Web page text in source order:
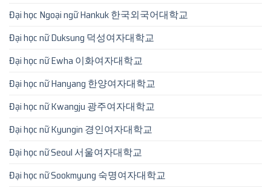
Đại học Ngoại ngữ Hankuk 한국외국어대학교
Đại học nữ Duksung 덕성여자대학교
Đại học nữ Ewha 이화여자대학교
Đại học nữ Hanyang 한양여자대학교
Đại học nữ Kwangju 광주여자대학교
Đại học nữ Kyungin 경인여자대학교
Đại học nữ Seoul 서울여자대학교
Đại học nữ Sookmyung 숙명여자대학교